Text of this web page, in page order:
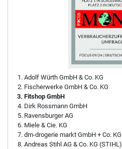
Adolf Würth GmbH & Co. KG
Fischerwerke GmbH & Co. KG
Fitshop GmbH
Dirk Rossmann GmbH
Ravensburger AG
Miele & Cie. KG
dm-drogerie markt GmbH + Co. KG
Andreas Stihl AG & Co. KG (STIHL)